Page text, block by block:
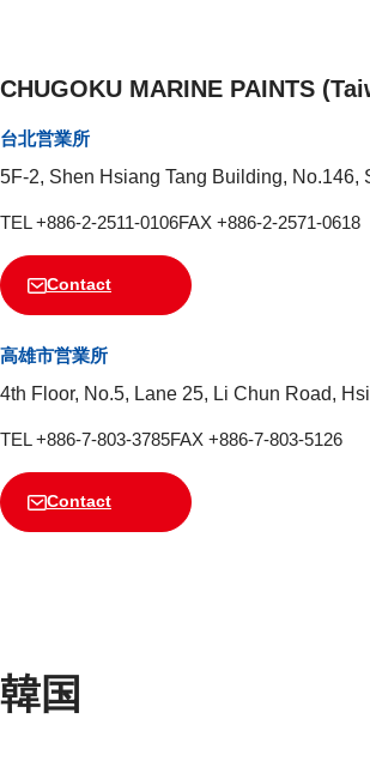
CHUGOKU MARINE PAINTS
台北営業所
5F-2, Shen Hsiang Tang Building, No.146,
TEL +886-2-2511-0106FAX +886-2-2571-0618
Contact
高雄市営業所
4th Floor, No.5, Lane 25, Li Chun Road,
TEL +886-7-803-3785FAX +886-7-803-5126
Contact
韓国